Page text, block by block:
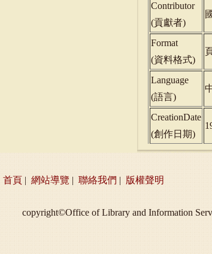
Contributor
(貢獻者)
Format
(資料格式)
Language
(語言)
CreationDate
(創作日期)
首頁 | 網站導覽 | 聯絡我們 | 版權聲明
copyright©Office of Library and Information